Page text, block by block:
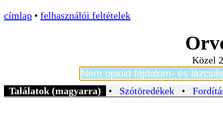
címlap • felhasználói feltételek
Közel
Találatok (magyarra) • Szótöredékek •